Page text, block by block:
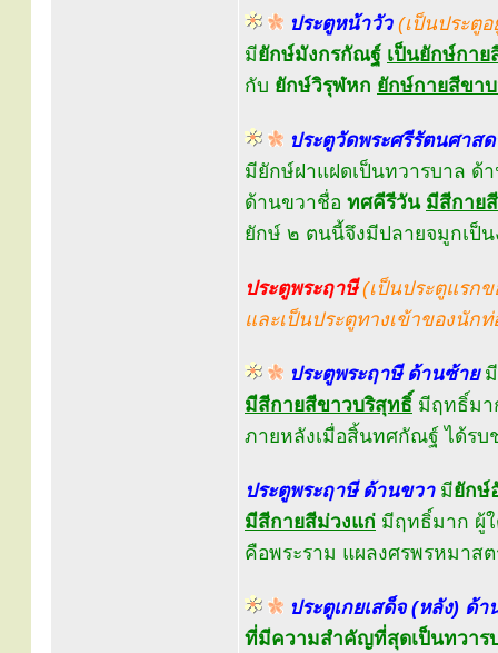
ประตูหน้าวัว (เป็นประตู
มียักษ์มังกรกัณฐ์ เป็นยักษ์กาย
กับ ยักษ์วิรุฬหก ยักษ์กายสีขา
ประตูวัดพระศรีรัตนศาส
มียักษ์ฝาแฝดเป็นทวารบาล ด้
ด้านขวาชื่อ ทศคีรีวัน มีสีกาย
ยักษ์ ๒ ตนนี้จึงมีปลายจมูกเป็น
ประตูพระฤาษี(เป็นประตูแรก
และเป็นประตูทางเข้าของนักท่
ประตูพระฤาษี ด้านซ้าย มี
มีสีกายสีขาวบริสุทธิ์ มีฤทธิ์มา
ภายหลังเมื่อสิ้นทศกัณฐ์ ได้รบ
ประตูพระฤาษี ด้านขวา มียักษ์
มีสีกายสีม่วงแก่ มีฤทธิ์มาก ผู้
คือพระราม แผลงศรพรหมาสต
ประตูเกยเสด็จ (หลัง) ด้า
ที่มีความสำคัญที่สุดเป็นทวาร